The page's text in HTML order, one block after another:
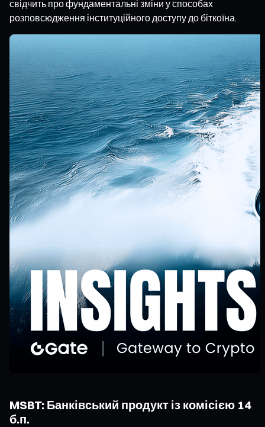
свідчить про фундаментальні зміни у способах
розповсюдження інституційного доступу до біткоїна.
MSBT: Банківський продукт із комісією 14
б.п.